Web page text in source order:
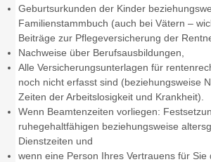
Geburtsurkunden der Kinder
Familienstammbuch (auch bei Vätern –
Beiträge zur Pflegeversicherung der
Nachweise über Berufsausbildungen,
Alle Versicherungsunterlagen für
noch nicht erfasst sind (beziehungsweise
Zeiten der Arbeitslosigkeit und Krankheit).
Wenn Beamtenzeiten vorliegen:
ruhegehaltfähigen beziehungsweise
Dienstzeiten und
wenn eine Person Ihres Vertrauens für Sie